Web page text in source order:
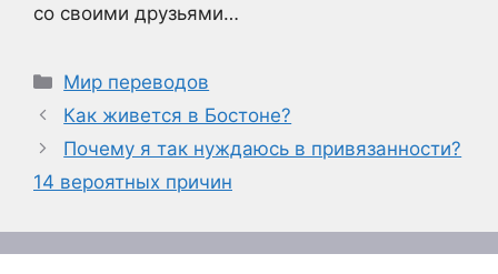
со своими друзьями…
Рубрики
Мир переводов
Как живется в Бостоне?
Почему я так нуждаюсь в привязанности?
14 вероятных причин